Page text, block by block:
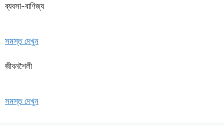
ব্যবসা-বাণিজ্য
সমস্ত দেখুন
জীবনশৈলী
সমস্ত দেখুন